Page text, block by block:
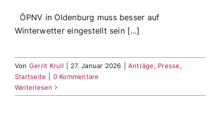
ÖPNV in Oldenburg muss besser auf
Winterwetter eingestellt sein [...]
Von Gerrit Krull 27. Januar 2026 Anträge, Presse,
Startseite
0 Kommentare
Weiterlesen